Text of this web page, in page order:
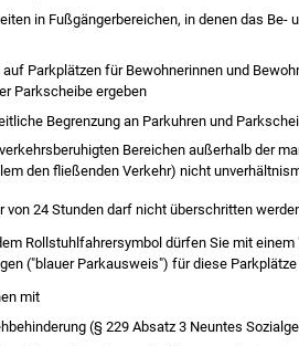
in Fußgängerbereichen, in denen das Be-
Parkplätzen für Bewohnerinnen und
Parkscheibe ergeben
Begrenzung an Parkuhren und
Bereichen außerhalb der
den fließenden Verkehr) nicht un
von 24 Stunden darf nicht überschritten
Rollstuhlfahrersymbol dürfen Sie mit
("blauer Parkausweis") für diese Parkplätze
mit
(§ 229 Absatz 3 Neuntes